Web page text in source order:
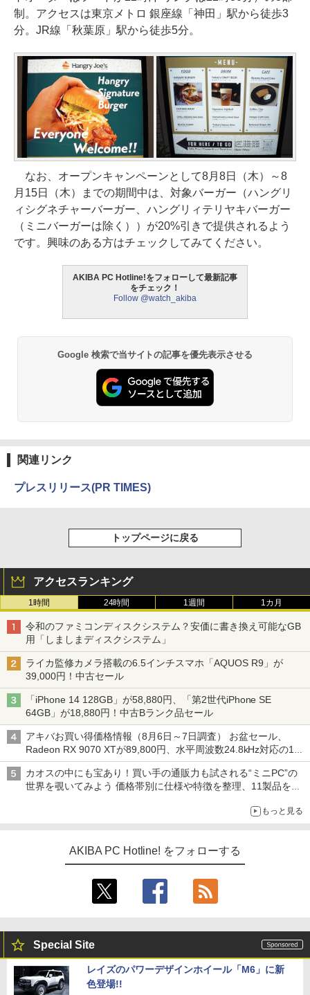
制。アクセスは東京メトロ 銀座線「神田」駅から徒歩3
分。JR線「秋葉原」駅から徒歩5分。
なお、オープンキャンペーンとして8月8日（木）～8
月15日（木）までの期間中は、対象バーガー（ハングリ
ィシグネチャーバーガー、ハングリィテリヤキバーガー
（ミニバーガーは除く））が20%引きで提供されるよう
です。興味のある方はチェックしてみてください。
AKIBA PC Hotline!をフォローして最新記事
をチェック！
Follow @watch_akiba
Google 検索で当サイトの記事を優先表示させる
関連リンク
プレスリリース(PR TIMES)
トップページに戻る
アクセスランキング
1時間 24時間 1週間 1カ月
令和のファミコンディスクシステム？安価に書き換え可能なGB
用「しましまディスクシステム」
ライカ監修カメラ搭載の6.5インチスマホ「AQUOS R9」が
39,000円！中古セール
「iPhone 14 128GB」が58,880円、「第2世代iPhone SE
64GB」が18,880円！中古Bランク品セール
アキバお買い得価格情報（8月6日～7日調査） お盆セール、
Radeon RX 9070 XTが89,800円、水平周波数24.8kHz対応の17
型モニターが9,801円、暑さ指数連動セール ほか
カオスの中にも宝あり！買い手の通販力も試される“ミニPC”の
世界を覗いてみよう 価格帯別に仕様や特徴を整理、11製品をピ
もっと見る
AKIBA PC Hotline! をフォローする
Special Site
レイズのパワーデザインホイール「M6」に新
色登場!!